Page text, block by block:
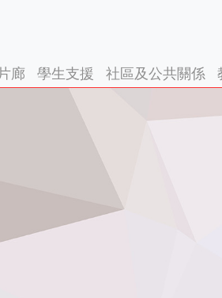
廊 學生支援 社區及公共關係